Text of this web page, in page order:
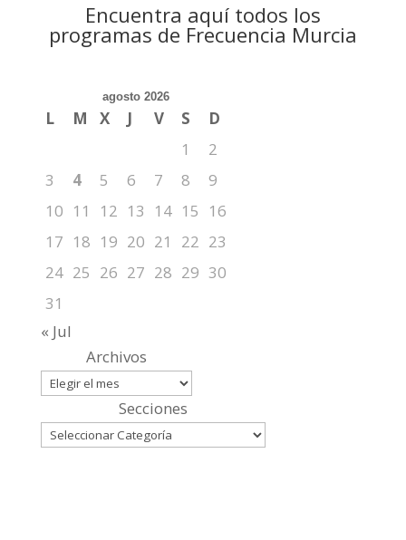
Encuentra aquí todos los
programas de Frecuencia Murcia
agosto 2026
L M X J V S
D
1
2
3
4 5 6 7 8
9
10 11 12 13 14 15
16
17 18 19 20 21 22 23
24 25 26 27 28 29 30
31
« Jul
Archivos
Secciones